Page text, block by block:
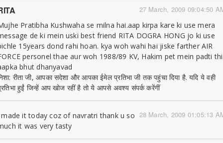
27 March, 2009 09:04:50
Pratibha Kushwaha se milna hai.aap kirpa kare ki use mera
de ki mein uski best friend RITA DOGRA HONG jo ki use
15years dond rahi hoan. kya woh wahi hai jiske farther AIR
personel thae aur woh 1988/89 KV, Hakim pet mein padti
bhut dhanyavad
रीता जी, आपका सदेशा और आपका ईमेल प्रतिभा जी तक पहुंचा दिया है. यदि ये वही
हुईं जिन्हें आप खोज रहीं है तो ये आपसे अवश्य संपर्क करेंगीं
28 March, 2009 01:05:13
it today coz of navratri thank u so
it was very tasty